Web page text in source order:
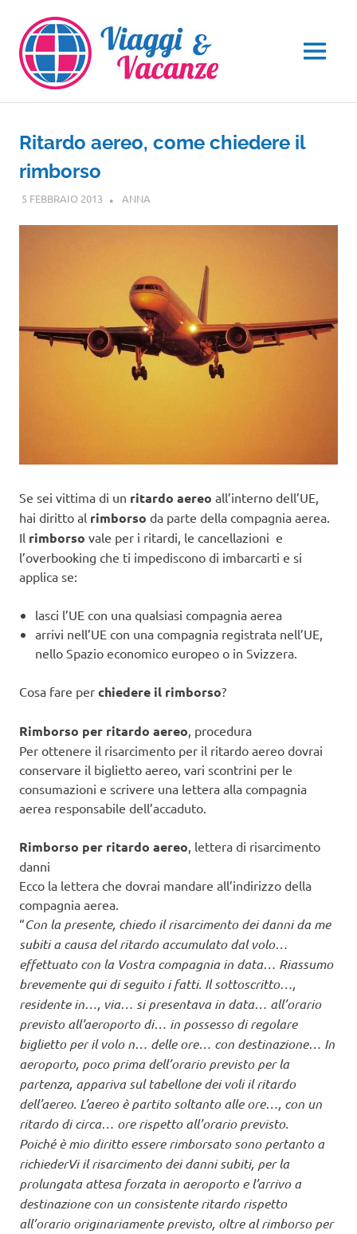
contenuto
MENU
Ritardo aereo, come chiedere il
rimborso
5 FEBBRAIO 2013 ANNA
Se sei vittima di un ritardo aereo all’interno dell’UE,
hai diritto al rimborso da parte della compagnia aerea.
Il rimborso vale per i ritardi, le cancellazioni e
l’overbooking che ti impediscono di imbarcarti e si
applica se:
lasci l’UE con una qualsiasi compagnia aerea
arrivi nell’UE con una compagnia registrata nell’UE,
nello Spazio economico europeo o in Svizzera.
Cosa fare per chiedere il rimborso?
Rimborso per ritardo aereo, procedura
Per ottenere il risarcimento per il ritardo aereo dovrai
conservare il biglietto aereo, vari scontrini per le
consumazioni e scrivere una lettera alla compagnia
aerea responsabile dell’accaduto.
Rimborso per ritardo aereo, lettera di risarcimento
danni
Ecco la lettera che dovrai mandare all’indirizzo della
compagnia aerea.
“Con la presente, chiedo il risarcimento dei danni da me
subiti a causa del ritardo accumulato dal volo…
effettuato con la Vostra compagnia in data… Riassumo
brevemente qui di seguito i fatti. Il sottoscritto…,
residente in…, via… si presentava in data… all’orario
previsto all’aeroporto di… in possesso di regolare
biglietto per il volo n… delle ore… con destinazione… In
aeroporto, poco prima dell’orario previsto per la
partenza, appariva sul tabellone dei voli il ritardo
dell’aereo. L’aereo è partito soltanto alle ore…, con un
ritardo di circa… ore rispetto all’orario previsto.
Poiché è mio diritto essere rimborsato sono pertanto a
richiederVi il risarcimento dei danni subiti, per la
prolungata attesa forzata in aeroporto e l’arrivo a
destinazione con un consistente ritardo rispetto
all’orario originariamente previsto, oltre al rimborso per